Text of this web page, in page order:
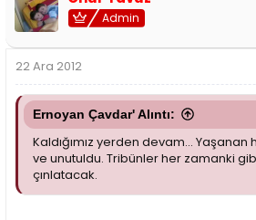
Admin
22 Ara 2012
Ernoyan Çavdar' Alıntı:
Kaldığımız yerden devam... Yaşanan
ve unutuldu. Tribünler her zamanki gibi
çınlatacak.